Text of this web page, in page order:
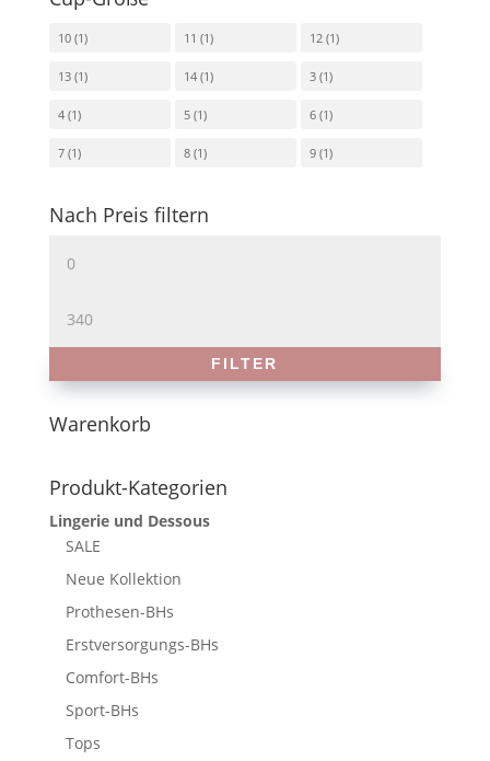
10 (1) 11 (1) 12 (1)
13 (1) 14 (1) 3 (1)
4 (1) 5 (1) 6 (1)
7 (1) 8 (1) 9 (1)
Nach Preis filtern
FILTER
Warenkorb
Produkt-Kategorien
Lingerie und Dessous
SALE
Neue Kollektion
Prothesen-BHs
Erstversorgungs-BHs
Comfort-BHs
Sport-BHs
Tops